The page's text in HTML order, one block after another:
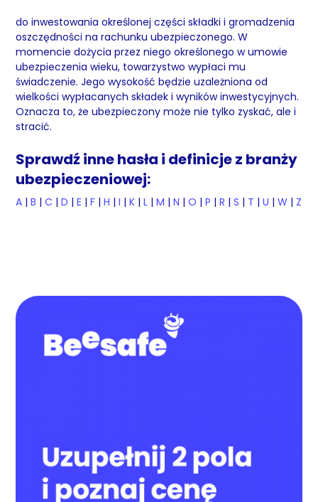
do inwestowania określonej części składki i gromadzenia
oszczędności na rachunku ubezpieczonego. W
momencie dożycia przez niego określonego w umowie
ubezpieczenia wieku, towarzystwo wypłaci mu
świadczenie. Jego wysokość będzie uzależniona od
wielkości wypłacanych składek i wyników inwestycyjnych.
Oznacza to, że ubezpieczony może nie tylko zyskać, ale i
stracić.
Sprawdź inne hasła i definicje z branży
ubezpieczeniowej:
A |B |C |D |E |F |H |I |K |L |M |N |O |P |R |S | T |U |W | Z